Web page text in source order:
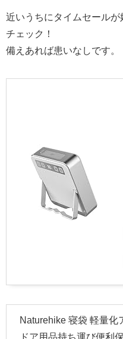
近いうちにタイムセール
チェック！
備えあれば患いなしです。
Naturehike 寝袋 軽量化
ドア用品持ち運び便利